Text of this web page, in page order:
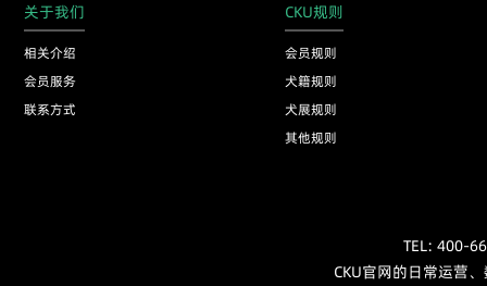
关于我们
相关介绍
会员服务
联系方式
CKU规则
会员规则
犬籍规则
犬展规则
其他规则
TEL: 400-
CKU官网的日常运营